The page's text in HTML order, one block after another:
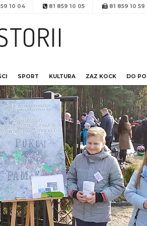
10 04 81 859 10 05 81 859 10 59
SPORT KULTURA ZAZ KOCK DO